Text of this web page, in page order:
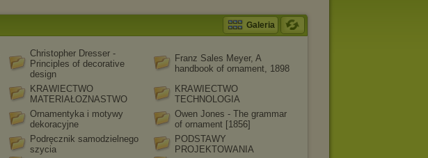
Galeria
Christopher Dresser -
Principles of decorative
design
Franz Sales Meyer, A
handbook of ornament, 1898
KRAWIECTWO
MATERIAŁOZNASTWO
KRAWIECTWO
TECHNOLOGIA
Ornamentyka i motywy
dekoracyjne
Owen Jones - The grammar
of ornament [1856]
Podręcznik samodzielnego
szycia
PODSTAWY
PROJEKTOWANIA